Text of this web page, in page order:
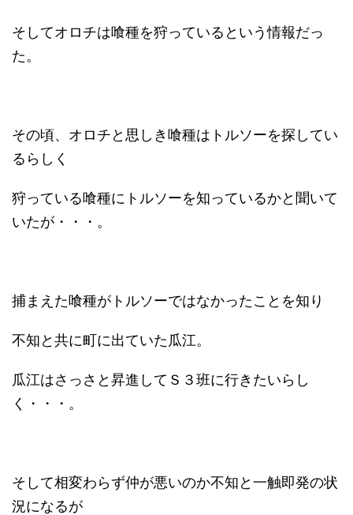
そしてオロチは喰種を狩っているという情報だっ
た。
その頃、オロチと思しき喰種はトルソーを探してい
るらしく
狩っている喰種にトルソーを知っているかと聞いて
いたが・・・。
捕まえた喰種がトルソーではなかったことを知り
不知と共に町に出ていた瓜江。
瓜江はさっさと昇進してＳ３班に行きたいらし
く・・・。
そして相変わらず仲が悪いのか不知と一触即発の状
況になるが